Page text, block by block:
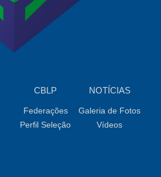
CBLP
Federações
Perfil Seleção
NOTÍCIAS
Galeria de Fotos
Vídeos